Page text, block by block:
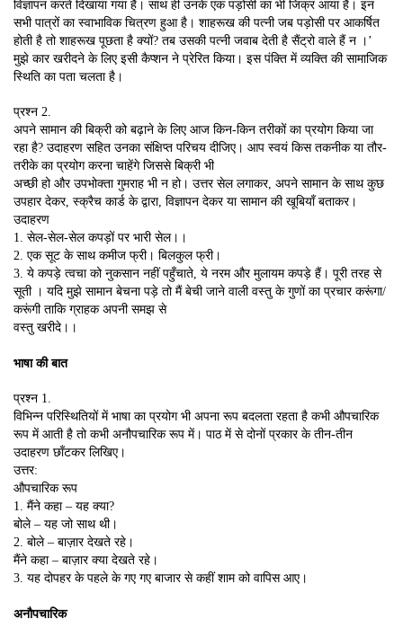
विज्ञापन करते दिखाया गया है। साथ ही उनके एक पड़ोसी का भी जिक्र आया है। इन
सभी पात्रों का स्वाभाविक चित्रण हुआ है। शाहरूख की पत्नी जब पड़ोसी पर आकर्षित
होती है तो शाहरूख पूछता है क्यों? तब उसकी पत्नी जवाब देती है सैंट्रो वाले हैं न ।’
मुझे कार खरीदने के लिए इसी कैप्शन ने प्रेरित किया। इस पंक्ति में व्यक्ति की सामाजिक
स्थिति का पता चलता है।
प्रश्न 2.
अपने सामान की बिक्री को बढ़ाने के लिए आज किन-किन तरीकों का प्रयोग किया जा
रहा है? उदाहरण सहित उनका संक्षिप्त परिचय दीजिए। आप स्वयं किस तकनीक या तौर-
तरीके का प्रयोग करना चाहेंगे जिससे बिक्री भी
अच्छी हो और उपभोक्ता गुमराह भी न हो। उत्तर सेल लगाकर, अपने सामान के साथ कुछ
उपहार देकर, स्क्रैच कार्ड के द्वारा, विज्ञापन देकर या सामान की खूबियाँ बताकर।
उदाहरण
1. सेल-सेल-सेल कपड़ों पर भारी सेल।।
2. एक सूट के साथ कमीज फ्री। बिलकुल फ्री।
3. ये कपड़े त्वचा को नुकसान नहीं पहुँचाते, ये नरम और मुलायम कपड़े हैं। पूरी तरह से
सूती । यदि मुझे सामान बेचना पड़े तो मैं बेची जाने वाली वस्तु के गुणों का प्रचार करूंगा/
करूंगी ताकि ग्राहक अपनी समझ से
वस्तु खरीदे।।
भाषा की बात
प्रश्न 1.
विभिन्न परिस्थितियों में भाषा का प्रयोग भी अपना रूप बदलता रहता है कभी औपचारिक
रूप में आती है तो कभी अनौपचारिक रूप में। पाठ में से दोनों प्रकार के तीन-तीन
उदाहरण छाँटकर लिखिए।
उत्तर:
औपचारिक रूप
1. मैंने कहा – यह क्या?
बोले – यह जो साथ थी।
2. बोले – बाज़ार देखते रहे।
मैंने कहा – बाज़ार क्या देखते रहे।
3. यह दोपहर के पहले के गए गए बाजार से कहीं शाम को वापिस आए।
अनौपचारिक